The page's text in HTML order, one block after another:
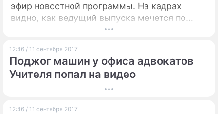
эфир новостной программы. На кадрах
видно, как ведущий выпуска мечется по
12:46 / 11 сентября 2017
Поджог машин у офиса адвокатов
Учителя попал на видео
12:46 / 11 сентября 2017